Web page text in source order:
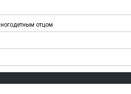
отцом